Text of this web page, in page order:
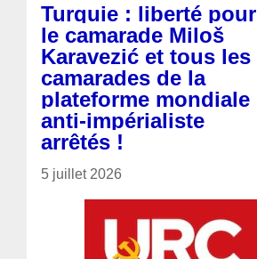
Turquie : liberté pour
le camarade Miloš
Karavezić et tous les
camarades de la
plateforme mondiale
anti-impérialiste
arrêtés !
5 juillet 2026